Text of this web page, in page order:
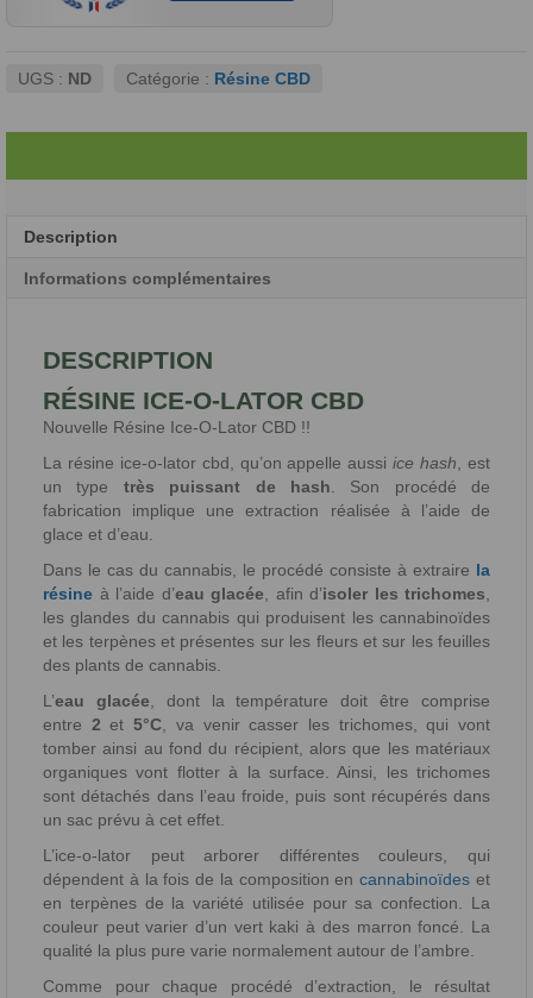
UGS : ND Catégorie : Résine CBD
Description
Informations complémentaires
DESCRIPTION
RÉSINE ICE-O-LATOR CBD
Nouvelle Résine Ice-O-Lator CBD !!
La résine ice-o-lator cbd, qu’on appelle aussiice hash , est
un type très puissant de hash . Son procédé de
fabrication implique une extraction réalisée à l’aide de
glace et d’eau.
Dans le cas du cannabis, le procédé consiste à extraire la
résine à l’aide d’eau glacée , afin d’isoler les trichomes
les glandes du cannabis qui produisent les cannabinoïdes
et les terpènes et présentes sur les fleurs et sur les feuilles
des plants de cannabis.
L’eau glacée , dont la température doit être comprise
entre 2 et 5°C , va venir casser les trichomes, qui vont
tomber ainsi au fond du récipient, alors que les matériaux
organiques vont flotter à la surface. Ainsi, les trichomes
sont détachés dans l’eau froide, puis sont récupérés dans
un sac prévu à cet effet.
L’ice-o-lator peut arborer différentes couleurs, qui
dépendent à la fois de la composition encannabinoïdes et
en terpènes de la variété utilisée pour sa confection. La
couleur peut varier d’un vert kaki à des marron foncé. La
qualité la plus pure varie normalement autour de l’ambre.
Comme pour chaque procédé d’extraction, le résultat